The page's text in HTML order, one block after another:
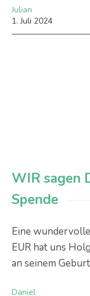
Julian
1. Juli 2024
WIR sagen
Spende
Eine
EUR hat uns
an seinem
Daniel